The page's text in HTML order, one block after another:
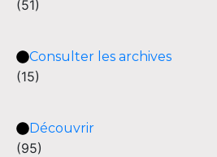
(51)
Consulter les archives
(15)
Découvrir
(95)